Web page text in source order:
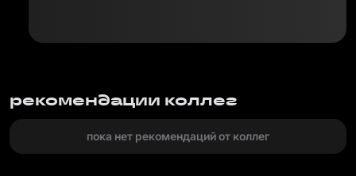
рекомендации коллег
пока нет рекомендаций от коллег